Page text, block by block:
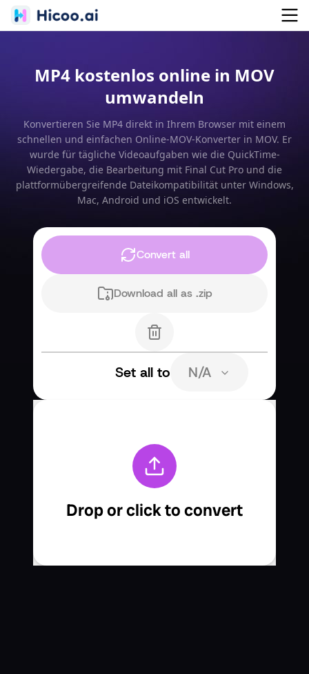
MP4 kostenlos online in MOV
umwandeln
Konvertieren Sie MP4 direkt in Ihrem Browser mit einem
schnellen und einfachen Online-MOV-Konverter in MOV. Er
wurde für tägliche Videoaufgaben wie die QuickTime-
Wiedergabe, die Bearbeitung mit Final Cut Pro und die
plattformübergreifende Dateikompatibilität unter Windows,
Mac, Android und iOS entwickelt.